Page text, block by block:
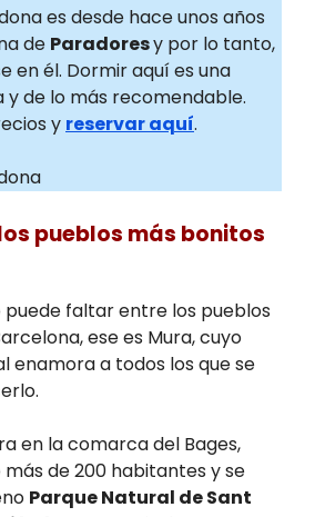
es desde hace unos años
de Paradoresy por lo tanto,
en él. Dormir aquí es una
y de lo más recomendable.
y reservar aquí.
pueblos más bonitos
puede faltar entre los pueblos
ese es Mura, cuyo
enamora a todos los que se
en la comarca del Bages,
de 200 habitantes y se
Parque Natural de Sant